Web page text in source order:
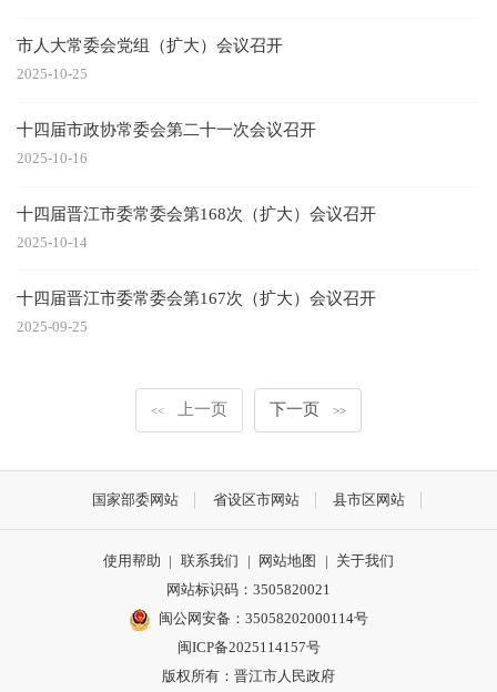
市人大常委会党组（扩大）会议召开
2025-10-25
十四届市政协常委会第二十一次会议召开
2025-10-16
十四届晋江市委常委会第168次（扩大）会议召开
2025-10-14
十四届晋江市委常委会第167次（扩大）会议召开
2025-09-25
<< 上一页 下一页 >>
国家部委网站 省设区市网站 县市区网站
使用帮助 | 联系我们 | 网站地图 | 关于我们
网站标识码：3505820021
闽公网安备：35058202000114号
闽ICP备2025114157号
版权所有：晋江市人民政府